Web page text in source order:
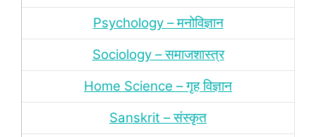
Psychology – मनोविज्ञान
Sociology – समाजशास्‍त्र
Home Science – गृह विज्ञान
Sanskrit – संस्‍कृत